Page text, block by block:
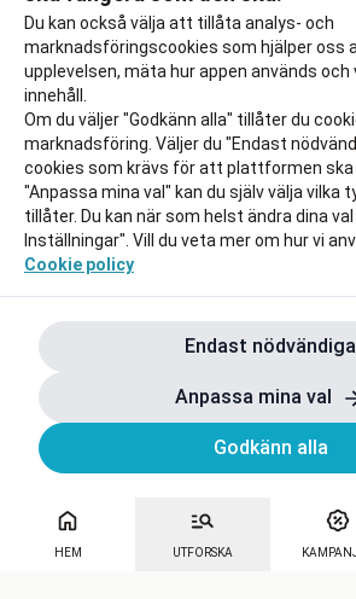
HEM UTFORSKA
Du kan också välja att tillåta analys- och
marknadsföringscookies som hjälper oss
upplevelsen, mäta hur appen används och
innehåll.
Om du väljer "Godkänn alla" tillåter du
marknadsföring. Väljer du "Endast
cookies som krävs för att plattformen ska
"Anpassa mina val" kan du själv välja vilka
tillåter. Du kan när som helst ändra dina
Inställningar". Vill du veta mer om hur vi
Cookie policy
Endast nödvändiga
Anpassa mina val
Godkänn alla